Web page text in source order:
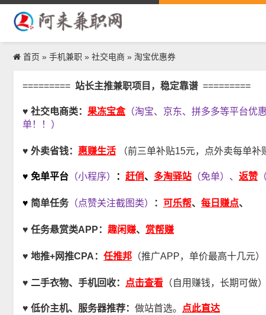
首页 » 手机兼职 » 社交电商 » 淘宝优惠券
========= 站长主推兼职项目，稳定靠谱 =========
♥ 社交电商类： 果冻宝盒（淘宝、京东、拼多多等平台优
单！！）
♥ 外卖省钱： 惠赚生活 （前三单补贴15元，点外卖每单补
♥ 免单平台 （小程序） ： 赶俏、 多淘驿站 （免单）、 返赞
♥ 简单任务 （点赞关注截图类） ： 可乐帮、 每日赚点、
♥ 任务悬赏类APP： 趣闲赚、 赏帮赚
♥ 地推+网推CPA ： 任推邦 （推广APP，单价最高十几元）
♥ 二手衣物、手机回收： 点击查看 （自用赚钱，长期可做）
♥ 低价主机、服务器推荐： 做站首选。 点此直达